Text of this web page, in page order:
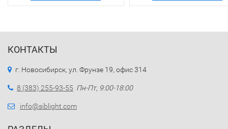
КОНТАКТЫ
г. Новосибирск, ул. Фрунзе 19, офис 314
8 (383) 255-93-55 Пн-Пт, 9:00-18:00
info@siblight.com